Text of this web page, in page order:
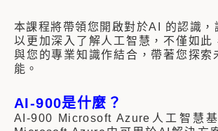
本課程將帶領您開啟對於AI 的認識，
以更加深入了解人工智慧，不僅如此
與您的專業知識作結合，帶著您探索
能。
AI-900是什麼 ？
AI-900 Microsoft Azure人工智慧